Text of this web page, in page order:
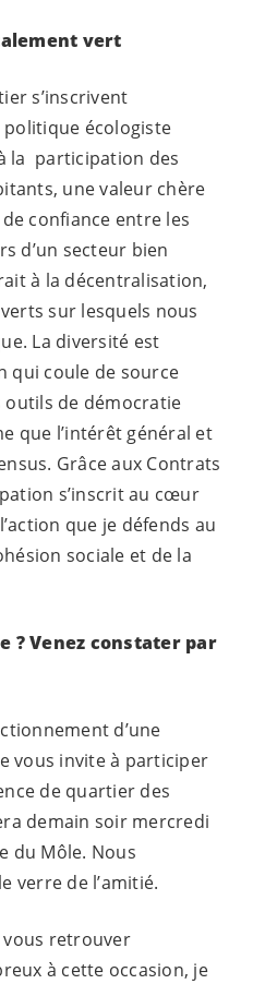
vert
s’inscrivent
écologiste
la participation des
une valeur chère
confiance entre les
d’un secteur bien
à la décentralisation,
sur lesquels nous
La diversité est
qui coule de source
outils de démocratie
que l’intérêt général et
Grâce aux Contrats
s’inscrit au cœur
que je défends au
sociale et de la
? Venez constater par
d’une
vous invite à participer
de quartier des
demain soir mercredi
du Môle. Nous
verre de l’amitié.
vous retrouver
à cette occasion, je